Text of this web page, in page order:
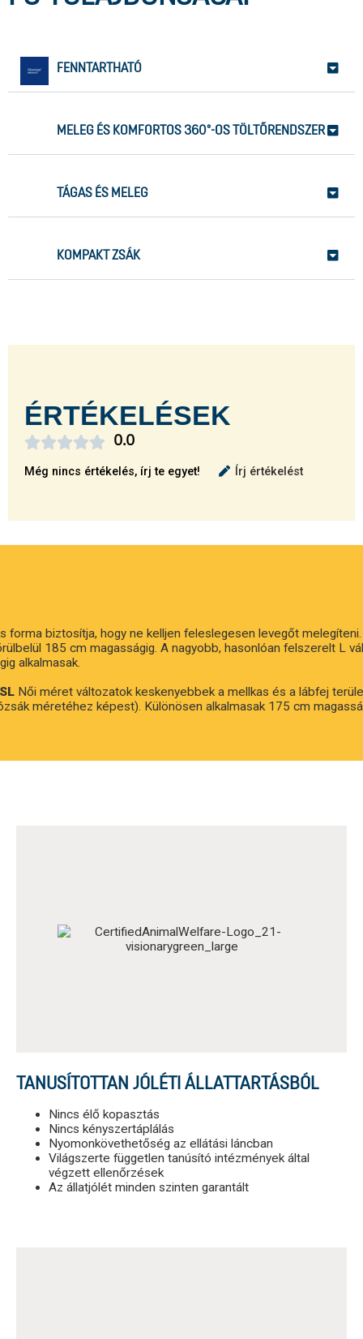
FENNTARTHATÓ
MELEG ÉS KOMFORTOS 360°-OS TÖLTŐRENDSZER
TÁGAS ÉS MELEG
KOMPAKT ZSÁK
ÉRTÉKELÉSEK
0.0

Még nincs értékelés, írj te egyet! Írj értékelést
forma biztosítja, hogy ne kelljen feleslegesen levegőt
185 cm magasságig. A nagyobb, hasonlóan felszerelt L
alkalmasak.
SL Női méret változatok keskenyebbek a mellkas és a lábfej
méretéhez képest). Különösen alkalmasak 175 cm
TANUSÍTOTTAN JÓLÉTI ÁLLATTARTÁSBÓL
Nincs élő kopasztás
Nincs kényszertáplálás
Nyomonkövethetőség az ellátási láncban
Világszerte független tanúsító intézmények által
végzett ellenőrzések
Az állatjólét minden szinten garantált